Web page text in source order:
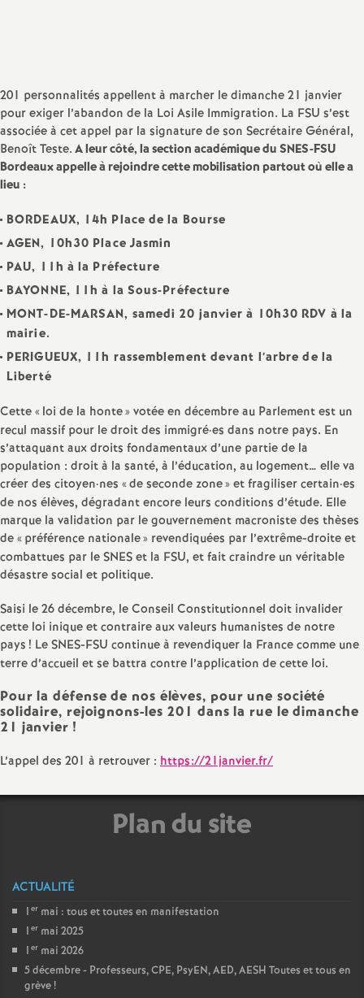
t
i
o
d
e
s
E
n
s
e
i
g
n
m
t
201 personnalités appellent à marcher le dimanche 21 janvier
pour exiger l’abandon de la Loi Asile Immigration. La FSU s’est
associée à cet appel par la signature de son Secrétaire Général,
Benoît Teste.A leur côté, la section académique du SNES-FSU
Bordeaux appelle à rejoindre cette mobilisation partout où elle a
lieu :
BORDEAUX, 14h Place de la Bourse
AGEN, 10h30 Place Jasmin
PAU, 11h à la Préfecture
BAYONNE, 11h à la Sous-Préfecture
MONT-DE-MARSAN, samedi 20 janvier à 10h30 RDV à la
mairie.
PERIGUEUX, 11h rassemblement devant l’arbre de la
Liberté
Cette «loi de la honte» votée en décembre au Parlement est un
recul massif pour le droit des immigré·es dans notre pays. En
s’attaquant aux droits fondamentaux d’une partie de la
population : droit à la santé, à l’éducation, au logement… elle va
créer des citoyen·nes «de seconde zone» et fragiliser certain·es
de nos élèves, dégradant encore leurs conditions d’étude. Elle
marque la validation par le gouvernement macroniste des thèses
de «préférence nationale» revendiquées par l’extrême-droite et
combattues par le SNES et la FSU, et fait craindre un véritable
désastre social et politique.
Saisi le 26 décembre, le Conseil Constitutionnel doit invalider
cette loi inique et contraire aux valeurs humanistes de notre
pays ! Le SNES-FSU continue à revendiquer la France comme une
terre d’accueil et se battra contre l’application de cette loi.
Pour la défense de nos élèves, pour une société
solidaire, rejoignons-les 201 dans la rue le dimanche
21 janvier !
L’appel des 201 à retrouver : https://21janvier.fr/
Plan du site
ACTUALITÉ
1 er mai : tous et toutes en manifestation
1 er mai 2025
1 er mai 2026
5 décembre - Professeurs, CPE, PsyEN, AED, AESH Toutes et tous en
grève!